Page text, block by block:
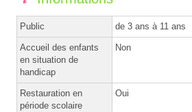
Public de 3 ans à 11 ans
Accueil des enfants
en situation de
handicap
Non
Restauration en
période scolaire
Oui